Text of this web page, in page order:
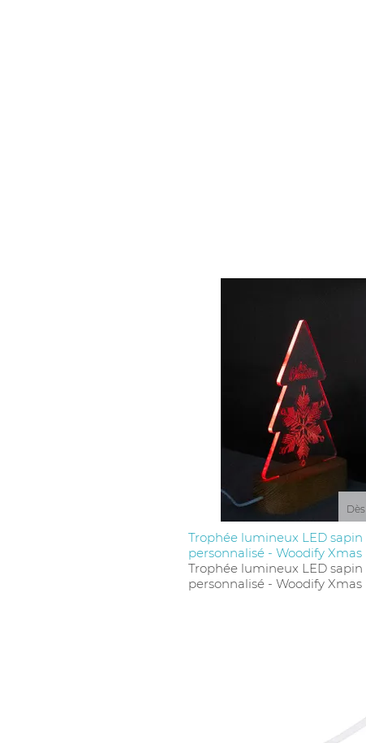
Dès
Trophée lumineux LED sapin
personnalisé - Woodify Xmas
Trophée lumineux LED sapin
personnalisé - Woodify Xmas